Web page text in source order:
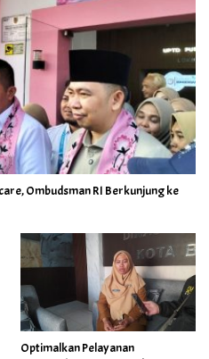
Ombudsman RI Berkunjung ke
Optimalkan Pelayanan